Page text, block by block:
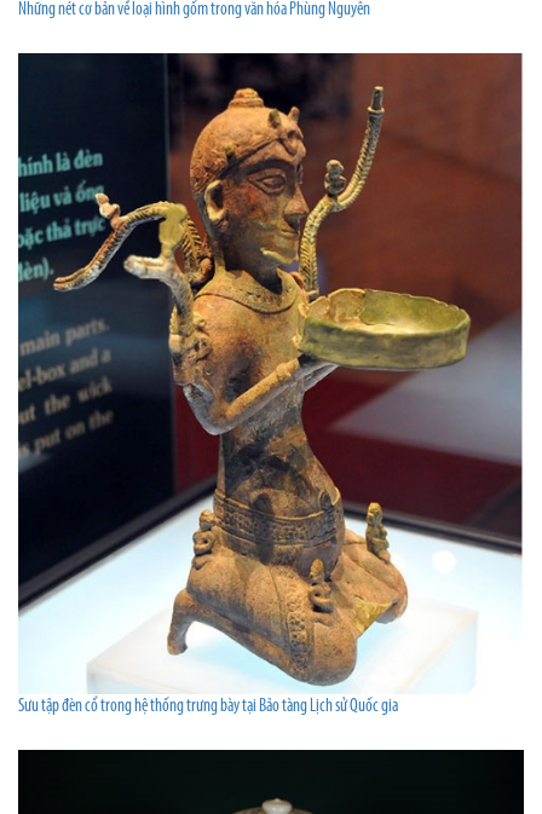
Những nét cơ bản về loại hình gốm trong văn hóa Phùng Nguyên
Sưu tập đèn cổ trong hệ thống trưng bày tại Bảo tàng Lịch sử Quốc gia